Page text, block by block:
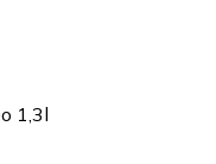
1,3l